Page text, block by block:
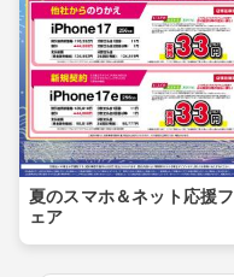
夏のスマホ＆ネット応援フ
ェア